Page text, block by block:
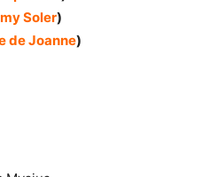
Soler)
de Joanne)